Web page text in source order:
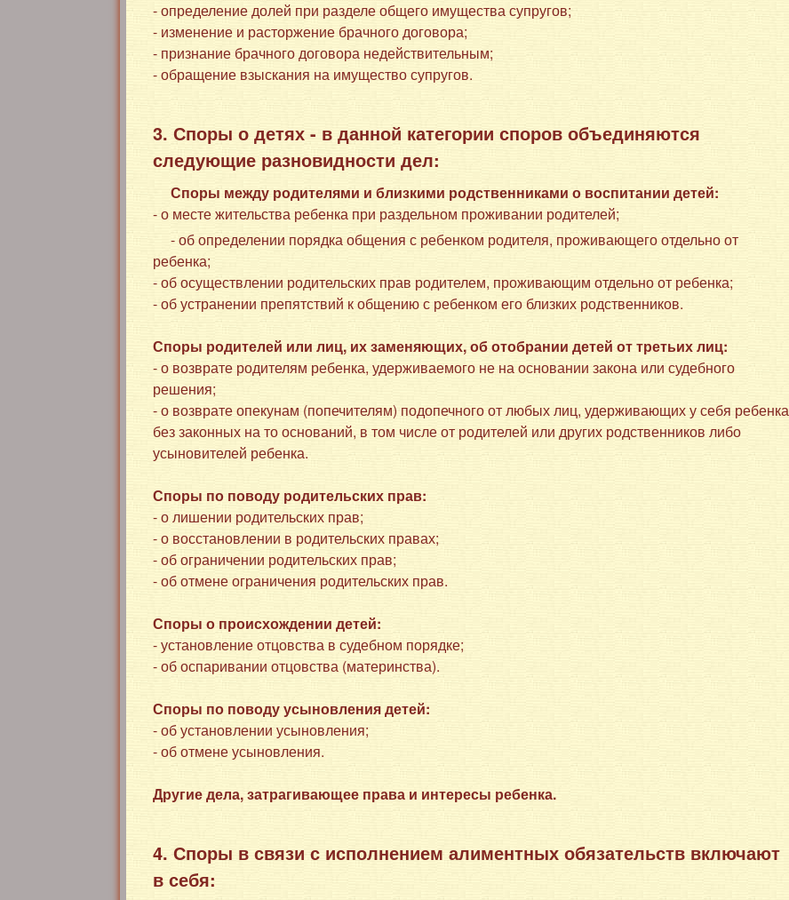
- определение долей при разделе общего имущества супругов;
- изменение и расторжение брачного договора;
- признание брачного договора недействительным;
- обращение взыскания на имущество супругов.
3. Споры о детях - в данной категории споров объединяются
следующие разновидности дел:
Споры между родителями и близкими родственниками о воспитании детей:
- о месте жительства ребенка при раздельном проживании родителей;
- об определении порядка общения с ребенком родителя, проживающего отдельно от
ребенка;
- об осуществлении родительских прав родителем, проживающим отдельно от ребенка;
- об устранении препятствий к общению с ребенком его близких родственников.
Споры родителей или лиц, их заменяющих, об отобрании детей от третьих лиц:
- о возврате родителям ребенка, удерживаемого не на основании закона или судебного
решения;
- о возврате опекунам (попечителям) подопечного от любых лиц, удерживающих у себя ребенка
без законных на то оснований, в том числе от родителей или других родственников либо
усыновителей ребенка.
Споры по поводу родительских прав:
- о лишении родительских прав;
- о восстановлении в родительских правах;
- об ограничении родительских прав;
- об отмене ограничения родительских прав.
Споры о происхождении детей:
- установление отцовства в судебном порядке;
- об оспаривании отцовства (материнства).
Споры по поводу усыновления детей:
- об установлении усыновления;
- об отмене усыновления.
Другие дела, затрагивающее права и интересы ребенка.
4. Споры в связи с исполнением алиментных обязательств включают
в себя: